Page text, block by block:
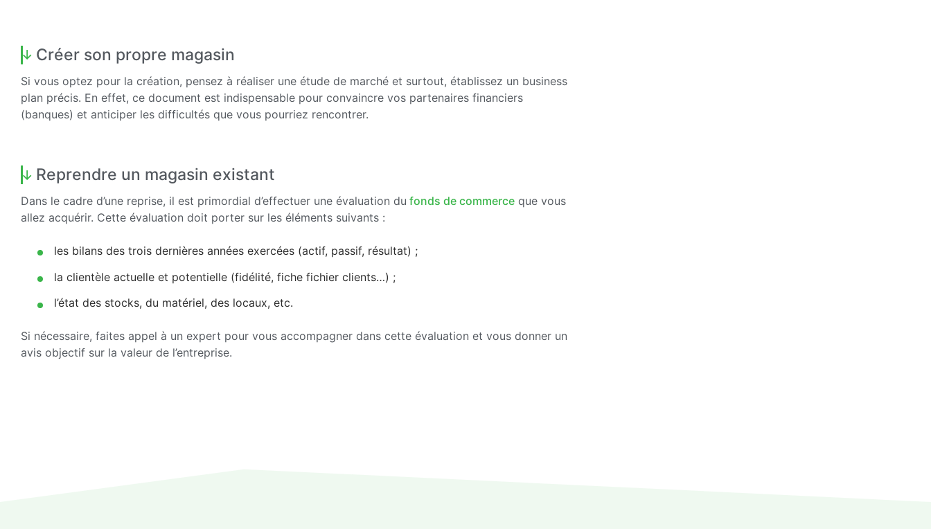
Créer son propre magasin
Si vous optez pour la création, pensez à réaliser une étude de marché et surtout, établissez un business
plan précis. En effet, ce document est indispensable pour convaincre vos partenaires financiers
(banques) et anticiper les difficultés que vous pourriez rencontrer.
Reprendre un magasin existant
Dans le cadre d’une reprise, il est primordial d’effectuer une évaluation du fonds de commerce que vous
allez acquérir. Cette évaluation doit porter sur les éléments suivants :
les bilans des trois dernières années exercées (actif, passif, résultat) ;
la clientèle actuelle et potentielle (fidélité, fiche fichier clients…) ;
l’état des stocks, du matériel, des locaux, etc.
Si nécessaire, faites appel à un expert pour vous accompagner dans cette évaluation et vous donner un
avis objectif sur la valeur de l’entreprise.